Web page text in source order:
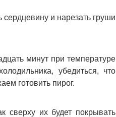
и нарезать груши
минут при температуре
убедиться, что
готовить пирог.
сверху их будет покрывать